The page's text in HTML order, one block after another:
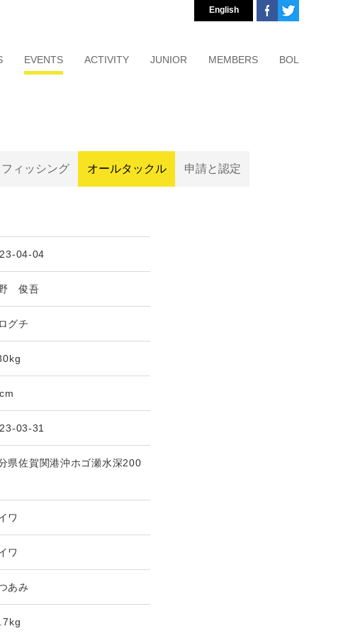
EVENTS ACTIVITY JUNIOR MEMBERS BOL
English
ィッシング オールタックル 申請と認定
04-04
俊吾
グチ
03-31
県佐賀関港沖ホゴ瀬水深200
ワ
ワ
あみ